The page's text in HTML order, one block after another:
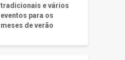
tradicionais e vários
eventos para os
meses de verão